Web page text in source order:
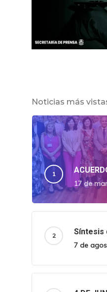
Noticias más
17 de
Síntesis
7 de